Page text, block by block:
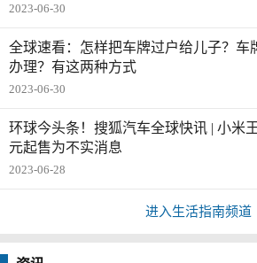
2023-06-30
全球速看：怎样把车牌过户给儿子？车
办理？有这两种方式
2023-06-30
环球今头条！搜狐汽车全球快讯 | 小米
元起售为不实消息
2023-06-28
进入生活指南频道